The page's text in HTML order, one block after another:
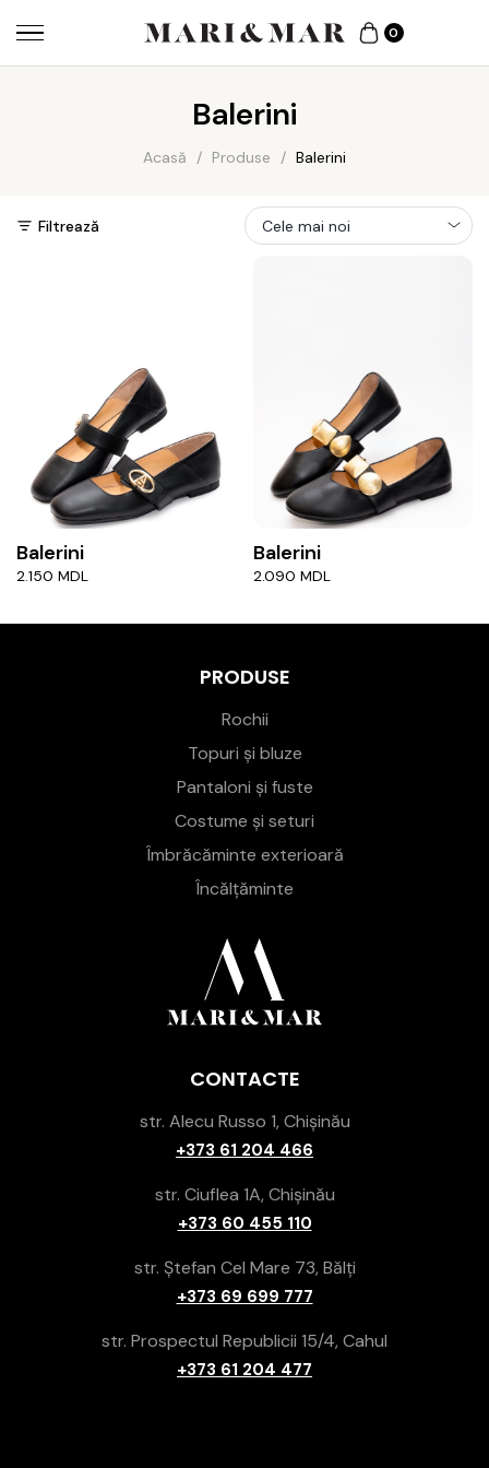
0
Balerini
Acasă / Produse / Balerini
Filtrează
Balerini
2.150 MDL
Balerini
2.090 MDL
PRODUSE
Rochii
Topuri și bluze
Pantaloni și fuste
Costume și seturi
Îmbrăcăminte exterioară
Încălțăminte
CONTACTE
str. Alecu Russo 1, Chișinău
+373 61 204 466
str. Ciuflea 1A, Chișinău
+373 60 455 110
str. Ștefan Cel Mare 73, Bălți
+373 69 699 777
str. Prospectul Republicii 15/4, Cahul
+373 61 204 477